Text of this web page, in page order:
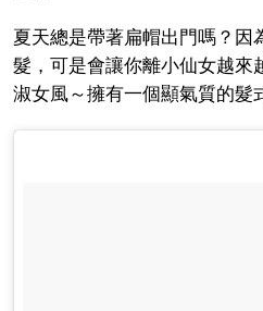
夏天總是帶著扁帽出門嗎？因
髮，可是會讓你離小仙女越來
淑女風～擁有一個顯氣質的髮